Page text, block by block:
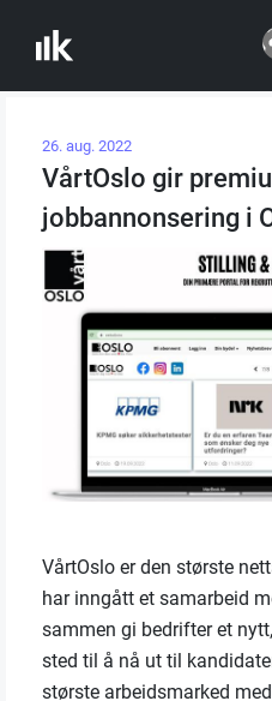
26. aug. 2022
VårtOslo gir
jobbannonsering i
VårtOslo er den største
har inngått et samarbeid
sammen gi bedrifter et
sted til å nå ut til
største arbeidsmarked